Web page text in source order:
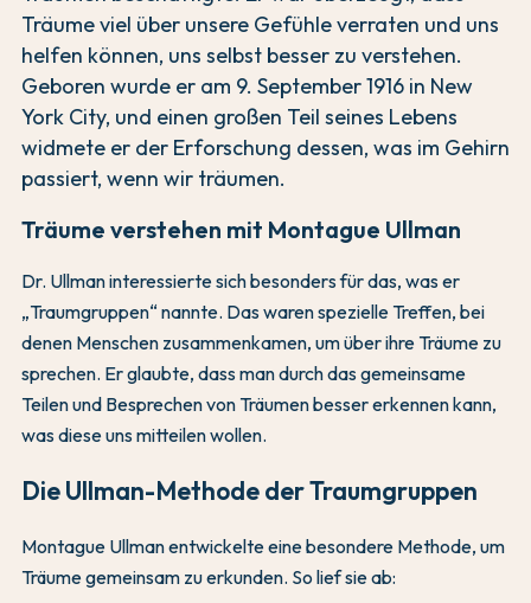
Träume viel über unsere Gefühle verraten und uns
helfen können, uns selbst besser zu verstehen.
Geboren wurde er am 9. September 1916 in New
York City, und einen großen Teil seines Lebens
widmete er der Erforschung dessen, was im Gehirn
passiert, wenn wir träumen.
Träume verstehen mit Montague Ullman
Dr. Ullman interessierte sich besonders für das, was er
„Traumgruppen“ nannte. Das waren spezielle Treffen, bei
denen Menschen zusammenkamen, um über ihre Träume zu
sprechen. Er glaubte, dass man durch das gemeinsame
Teilen und Besprechen von Träumen besser erkennen kann,
was diese uns mitteilen wollen.
Die Ullman-Methode der Traumgruppen
Montague Ullman entwickelte eine besondere Methode, um
Träume gemeinsam zu erkunden. So lief sie ab: